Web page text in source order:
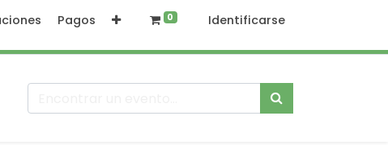
Pagos 0 Identificarse